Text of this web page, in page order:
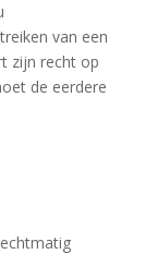
van een
zijn recht op
de eerdere